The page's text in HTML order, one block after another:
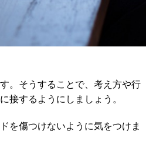
。そうすることで、考え方や行
接するようにしましょう。
を傷つけないように気をつけま